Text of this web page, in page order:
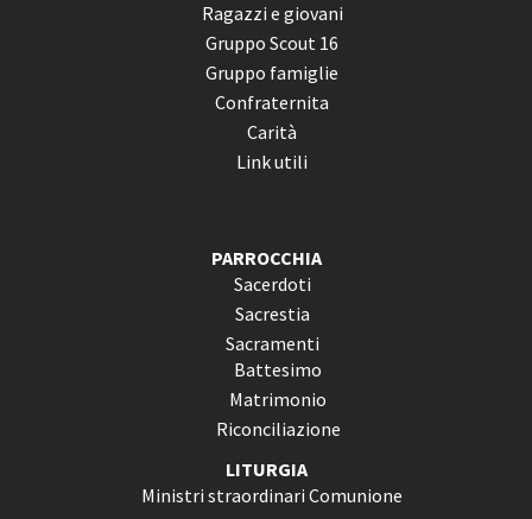
Ragazzi e giovani
Gruppo Scout 16
Gruppo famiglie
Confraternita
Carità
Link utili
PARROCCHIA
Sacerdoti
Sacrestia
Sacramenti
Battesimo
Matrimonio
Riconciliazione
LITURGIA
Ministri straordinari Comunione